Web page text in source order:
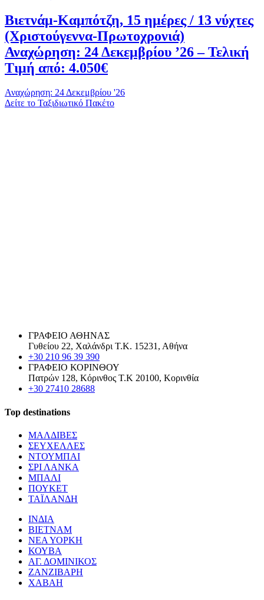
Βιετνάμ-Καμπότζη, 15 ημέρες / 13 νύχτες
(Χριστούγεννα-Πρωτοχρονιά)
Αναχώρηση: 24 Δεκεμβρίου ’26 – Τελική
Τιμή από: 4.050€
Αναχώρηση: 24 Δεκεμβρίου '26
Δείτε το Ταξιδιωτικό Πακέτο
ΓΡΑΦΕΙΟ ΑΘΗΝΑΣ
Γυθείου 22, Χαλάνδρι Τ.Κ. 15231, Αθήνα
+30 210 96 39 390
ΓΡΑΦΕΙΟ ΚΟΡΙΝΘΟΥ
Πατρών 128, Κόρινθος Τ.Κ 20100, Κορινθία
+30 27410 28688
Top destinations
ΜΑΛΔΙΒΕΣ
ΣΕΥΧΕΛΛΕΣ
ΝΤΟΥΜΠΑΙ
ΣΡΙ ΛΑΝΚΑ
ΜΠΑΛΙ
ΠΟΥΚΕΤ
ΤΑΪΛΑΝΔΗ
ΙΝΔΙΑ
ΒΙΕΤΝΑΜ
ΝΕΑ ΥΟΡΚΗ
ΚΟΥΒΑ
ΑΓ. ΔΟΜΙΝΙΚΟΣ
ΖΑΝΖΙΒΑΡΗ
ΧΑΒΑΗ